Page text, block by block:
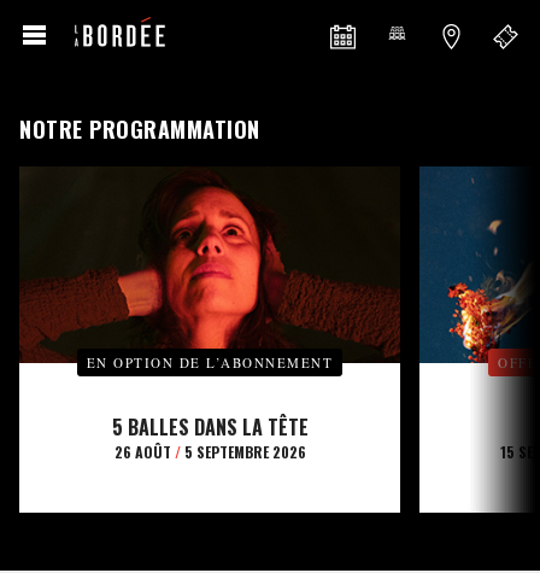
NOTRE PROGRAMMATION
EN OPTION DE L’ABONNEMENT
5 BALLES DANS LA TÊTE
26 AOÛT /5 SEPTEMBRE 2026 15